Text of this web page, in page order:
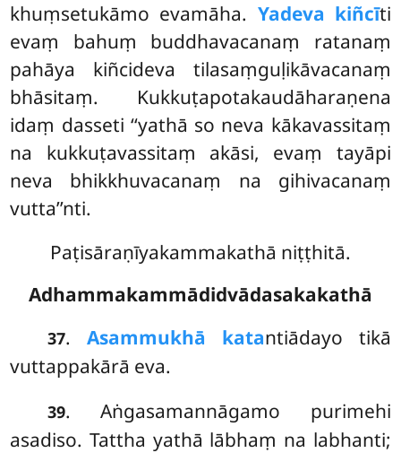
khuṃsetukāmo evamāha. Yadeva kiñcīti
evaṃ bahuṃ buddhavacanaṃ ratanaṃ
pahāya kiñcideva tilasaṃguḷikāvacanaṃ
bhāsitaṃ. Kukkuṭapotakaudāharaṇena
idaṃ dasseti ‘‘yathā so neva kākavassitaṃ
na kukkuṭavassitaṃ akāsi, evaṃ tayāpi
neva bhikkhuvacanaṃ na gihivacanaṃ
vutta’’nti.
Paṭisāraṇīyakammakathā niṭṭhitā.
Adhammakammādidvādasakakathā
37. Asammukhā katantiādayo tikā
vuttappakārā eva.
39. Aṅgasamannāgamo purimehi
asadiso. Tattha yathā lābhaṃ na labhanti;